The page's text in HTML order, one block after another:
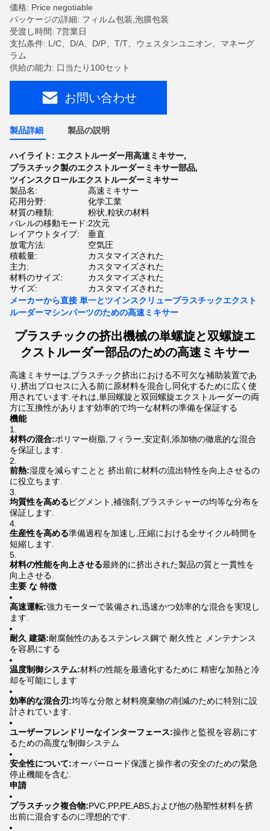
価格: Price negotiable
パッケージの詳細: フィルム包装,泡膜包装
受渡し時間: 7営業日
支払条件: L/C、D/A、D/P、T/T、ウェスタンユニオン、マネーグ
ラム
供給の能力: 口当たり100セット
お問い合わせ
製品詳細 製品の説明
ハイライト: エクストルーダー用高速ミキサー,
プラスチック製のエクストルーダーミキサー部品,
ツインスクロールエクストルーダーミキサー
製品名:
高速ミキサー
応用分野:
化学工業
材質の種類:
粉状,粒状の材料
バレルの移動モード:2次元
レイアウトタイプ:
垂直
放電方法:
空気圧
積載量:
カスタマイズされた
主力:
カスタマイズされた
材料のサイズ:
カスタマイズされた
サイズ:
カスタマイズされた
メーカーから直接 単一とツインスクリュープラスチックエクスト
ルーダーマシンパーツのための高速ミキサー
プラスチックの挤出機械の単螺旋と双螺旋エ
クストルーダー部品のための高速ミキサー
高速ミキサーは,プラスチック挤出における不可欠な補助装置であ
り,挤出プロセスに入る前に原材料を混合し同化するために広く使
用されています.それは,単回螺旋と双回螺旋エクストルーダーの両
方に互換性があります効率的で均一な材料の準備を保証する
機能
材料の混合:ポリマー樹脂,フィラー,安定剤,添加物の徹底的な混合
を保証します.
前熱:湿度を減らすことと 挤出前に材料の流出特性を向上させるの
に役立ちます.
均質性を高めるピグメント,補強剤,プラスチシャーの均等な分布を
保証します.
生産性を高める準備過程を加速し,圧縮における全サイクル時間を
短縮します.
材料の性能を向上させる最終的に挤出された製品の質と一貫性を
向上させる.
主要 な 特徴
高速運転:強力モーターで装備され,迅速かつ効率的な混合を実現し
ます.
耐久 建築:耐腐蝕性のあるステンレス鋼で 耐久性と メンテナンス
を容易にする
温度制御システム:材料の性能を最適化するために 精密な加熱と冷
却を可能にします
効率的な混合刃:均等な分散と材料廃棄物の削減のために特別に設
計されています.
ユーザーフレンドリーなインターフェース:操作と監視を容易にす
るための高度な制御システム
安全性について:オーバーロード保護と操作者の安全のための緊急
停止機能を含む.
申請
プラスチック複合物:PVC,PP,PE,ABS,および他の熱塑性材料を挤
出前に混合するのに理想的です.